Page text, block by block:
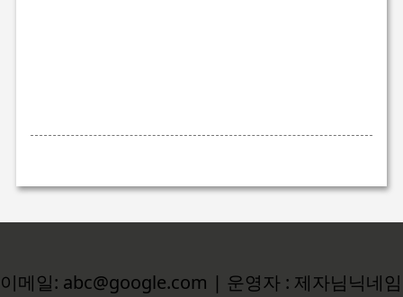
이메일: abc@google.com | 운영자 : 제자님닉네임